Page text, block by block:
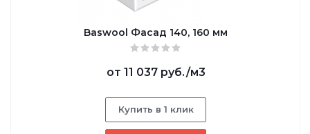
Baswool Фасад 140, 160 мм
от 11 037 руб./м3
Купить в 1 клик